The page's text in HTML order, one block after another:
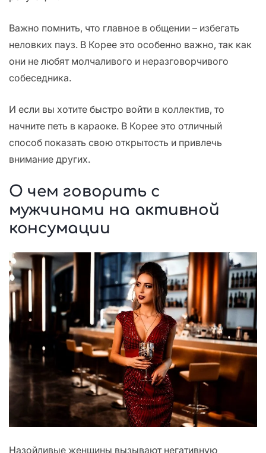
Важно помнить, что главное в общении – избегать
неловких пауз. В Корее это особенно важно, так как
они не любят молчаливого и неразговорчивого
собеседника.
И если вы хотите быстро войти в коллектив, то
начните петь в караоке. В Корее это отличный
способ показать свою открытость и привлечь
внимание других.
О чем говорить с
мужчинами на активной
консумации
Назойливые женщины вызывают негативную